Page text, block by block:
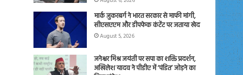
मार्क जुकरबर्ग ने भारत सरकार से माफी मांगी,
सीएसएएम और डीपफेक कंटेंट पर जताया खेद
August 5, 2026
जनेश्वर मिश्र जयंती पर सपा का शक्ति प्रदर्शन,
अखिलेश यादव ने पीडीए में ‘पंडित’ जोड़ने का